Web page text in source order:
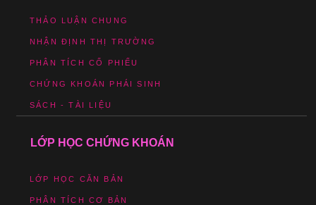
THẢO LUẬN CHUNG
NHẬN ĐỊNH THỊ TRƯỜNG
PHÂN TÍCH CỔ PHIẾU
CHỨNG KHOÁN PHÁI SINH
SÁCH - TÀI LIỆU
LỚP HỌC CHỨNG KHOÁN
LỚP HỌC CĂN BẢN
PHÂN TÍCH CƠ BẢN